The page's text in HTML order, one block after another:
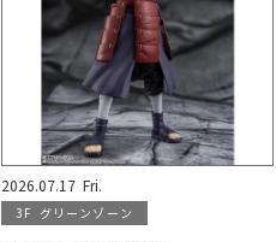
2026.07.17 Fri.
3F グリーンゾーン